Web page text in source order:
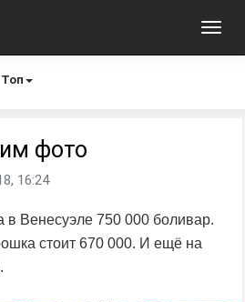
Топ
фото
16:24
в Венесуэле 750 000 боливар.
стоит 670 000. И ещё на